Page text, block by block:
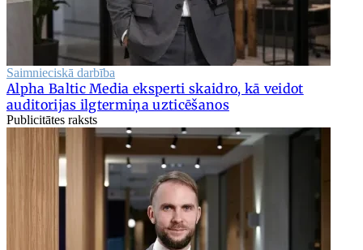
Saimnieciskā darbība
Alpha Baltic Media eksperti skaidro, kā veidot
auditorijas ilgtermiņa uzticēšanos
Publicitātes raksts